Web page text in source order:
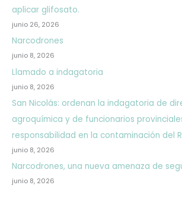
aplicar glifosato.
junio 26, 2026
Narcodrones
junio 8, 2026
Llamado a indagatoria
junio 8, 2026
San Nicolás: ordenan la indagatoria de
agroquímica y de funcionarios
responsabilidad en la contaminación del
junio 8, 2026
Narcodrones, una nueva amenaza de
junio 8, 2026